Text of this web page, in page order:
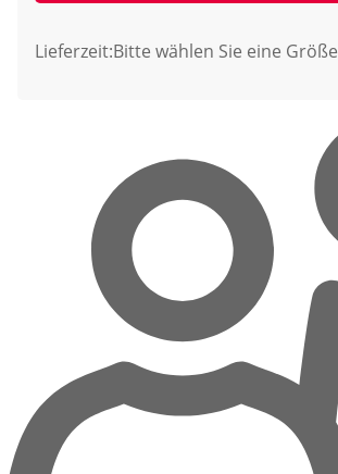
Lieferzeit:Bitte wählen Sie eine Größe